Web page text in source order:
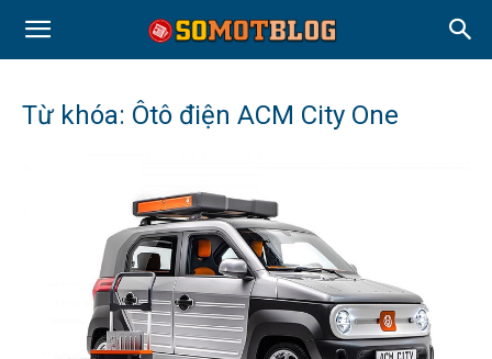
Từ khóa: Ôtô điện ACM City One